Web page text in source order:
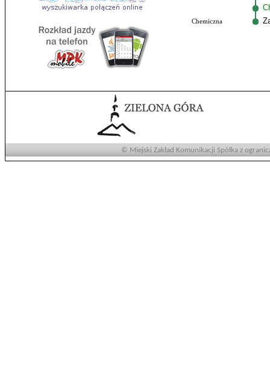
Chemiczna
© Miejski Zakład Komunikacji Spółka z